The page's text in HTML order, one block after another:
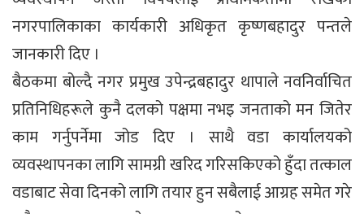
नगरपालिकाका कार्यकारी अधिकृत कृष्णबहादुर पन्तले
जानकारी दिए ।
बैठकमा बोल्दै नगर प्रमुख उपेन्द्रबहादुर थापाले नवनिर्वाचित
प्रतिनिधिहरूले कुनै दलको पक्षमा नभइ जनताको मन जितेर
काम गर्नुपर्नेमा जोड दिए । साथै वडा कार्यालयको
व्यवस्थापनका लागि सामग्री खरिद गरिसकिएको हुँदा तत्काल
वडाबाट सेवा दिनको लागि तयार हुन सबैलाई आग्रह समेत गरे